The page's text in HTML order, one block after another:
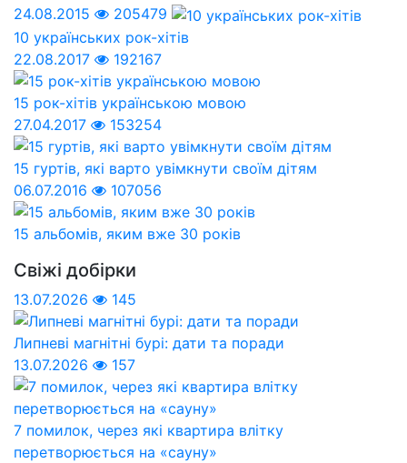
24.08.2015
205479
10 українських рок-хітів
22.08.2017
192167
15 рок-хітів українською мовою
27.04.2017
153254
15 гуртів, які варто увімкнути своїм дітям
06.07.2016
107056
15 альбомів, яким вже 30 років
Свіжі добірки
13.07.2026 145
Липневі магнітні бурі: дати та поради
13.07.2026
157
7 помилок, через які квартира влітку
перетворюється на «сауну»